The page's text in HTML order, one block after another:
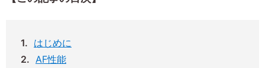
はじめに
AF性能